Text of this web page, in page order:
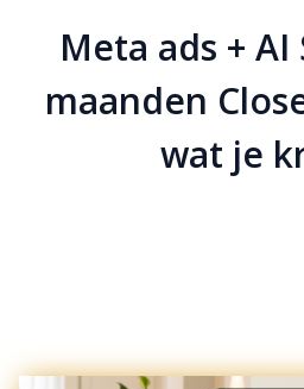
Meta ads +
maanden
wat je